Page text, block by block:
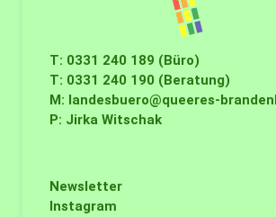
T: 0331 240 189 (Büro)
T: 0331 240 190 (Beratung)
M: landesbuero@queeres-
P: Jirka Witschak
Newsletter
Instagram